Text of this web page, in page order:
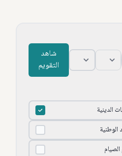
شاهد
التقويم
الدينية
الوطنية
الصيام